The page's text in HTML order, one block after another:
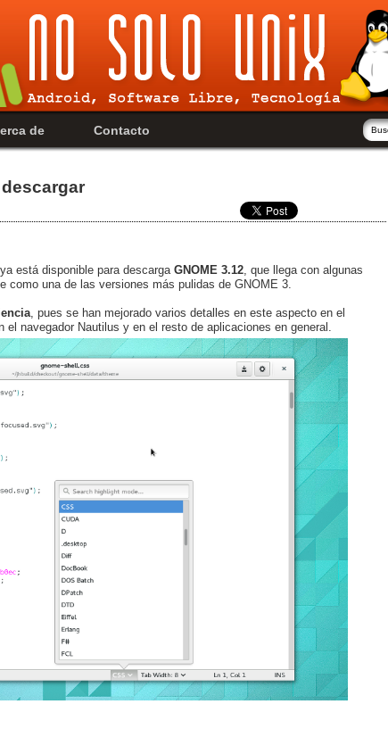
de Contacto
está disponible para descarga GNOME 3.12 , que llega con algunas
una de las versiones más pulidas de GNOME 3.
, pues se han mejorado varios detalles en este aspecto en el
navegador Nautilus y en el resto de aplicaciones en general.